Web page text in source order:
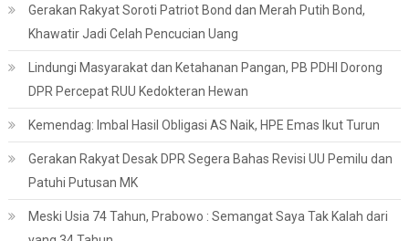
Gerakan Rakyat Soroti Patriot Bond dan Merah Putih Bond,
Khawatir Jadi Celah Pencucian Uang
Lindungi Masyarakat dan Ketahanan Pangan, PB PDHI Dorong
DPR Percepat RUU Kedokteran Hewan
Kemendag: Imbal Hasil Obligasi AS Naik, HPE Emas Ikut Turun
Gerakan Rakyat Desak DPR Segera Bahas Revisi UU Pemilu dan
Patuhi Putusan MK
Meski Usia 74 Tahun, Prabowo : Semangat Saya Tak Kalah dari